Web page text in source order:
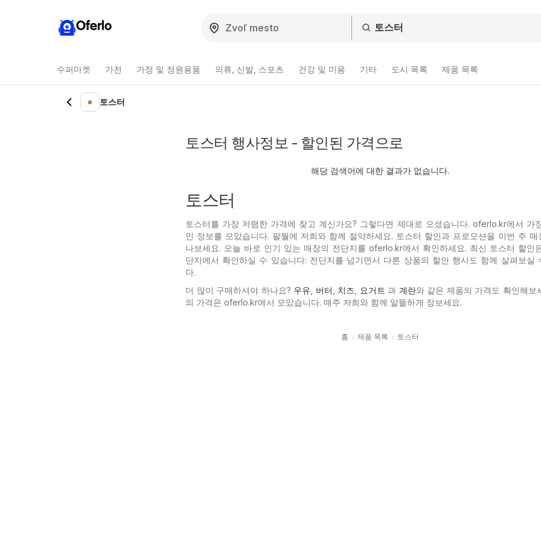
Oferlo
수퍼마켓 가전 가정 및 정원용품 의류, 신발, 스포츠 건강 및 미용 기타 도시 목록 제품 목록
토스터
토스터 행사정보 - 할인된 가격으로
해당 검색어에 대한 결과가 없습니다.
토스터
토스터를 가장 저렴한 가격에 찾고 계신가요? 그렇다면 제대로 오셨습니다. oferlo.kr에서 가
인 정보를 모았습니다. 팔월에 저희와 함께 절약하세요. 토스터 할인과 프로모션을 이번 주 매
나보세요. 오늘 바로 인기 있는 매장의 전단지를 oferlo.kr에서 확인하세요. 최신 토스터 할인
단지에서 확인하실 수 있습니다: 전단지를 넘기면서 다른 상품의 할인 행사도 함께 살펴보실
다.
더 많이 구매하셔야 하나요? 우유 버터 치즈 요거트 과 계란와 같은 제품의 가격도 확인해보
의 가격은 oferlo.kr에서 모았습니다. 매주 저희와 함께 알뜰하게 장보세요.
홈 제품 목록 토스터